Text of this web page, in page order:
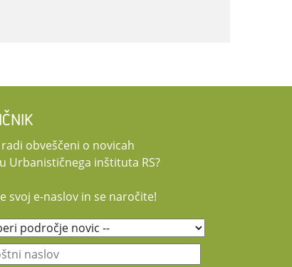
obveščeni o novicah
Urbanističnega inštituta RS?
svoj e-naslov in se naročite!